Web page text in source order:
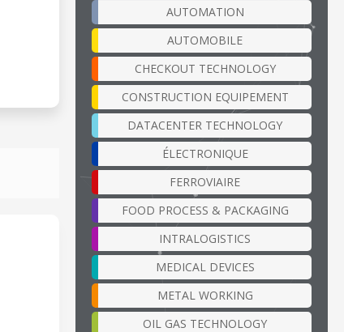
AUTOMATION
AUTOMOBILE
CHECKOUT TECHNOLOGY
CONSTRUCTION EQUIPEMENT
DATACENTER TECHNOLOGY
ÉLECTRONIQUE
FERROVIAIRE
FOOD PROCESS & PACKAGING
INTRALOGISTICS
MEDICAL DEVICES
METAL WORKING
OIL GAS TECHNOLOGY